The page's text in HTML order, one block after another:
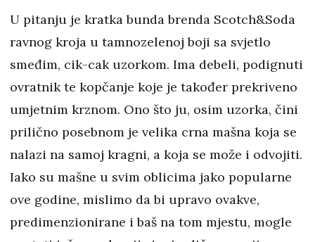
U pitanju je kratka bunda brenda Scotch&Soda
ravnog kroja u tamnozelenoj boji sa svjetlo
smeđim, cik-cak uzorkom. Ima debeli, podignuti
ovratnik te kopčanje koje je također prekriveno
umjetnim krznom. Ono što ju, osim uzorka, čini
prilično posebnom je velika crna mašna koja se
nalazi na samoj kragni, a koja se može i odvojiti.
Iako su mašne u svim oblicima jako popularne
ove godine, mislimo da bi upravo ovakve,
predimenzionirane i baš na tom mjestu, mogle